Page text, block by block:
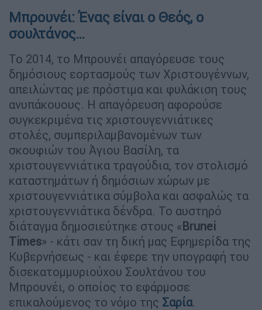
Μπρουνέι: Ένας είναι ο Θεός, ο
σουλτάνος…
Το 2014, το Μπρουνέι απαγόρευσε τους
δημόσιους εορτασμούς των Χριστουγέννων,
απειλώντας με πρόστιμα και φυλάκιση τους
ανυπάκουους. Η απαγόρευση αφορούσε
συγκεκριμένα τις χριστουγεννιάτικες
στολές, συμπεριλαμβανομένων των
σκουφιών του Άγιου Βασίλη, τα
χριστουγεννιάτικα τραγούδια, τον στολισμό
καταστημάτων ή δημόσιων χώρων με
χριστουγεννιάτικα σύμβολα και ασφαλώς τα
χριστουγεννιάτικα δένδρα. Το αυστηρό
διάταγμα δημοσιεύτηκε στους «Brunei
Times» - κάτι σαν τη δική μας Εφημερίδα της
Κυβερνήσεως - και έφερε την υπογραφή του
δισεκατομμυριούχου Σουλτάνου του
Μπρουνέι, ο οποίος το εφάρμοσε
επικαλούμενος το νόμο της Σαρία.